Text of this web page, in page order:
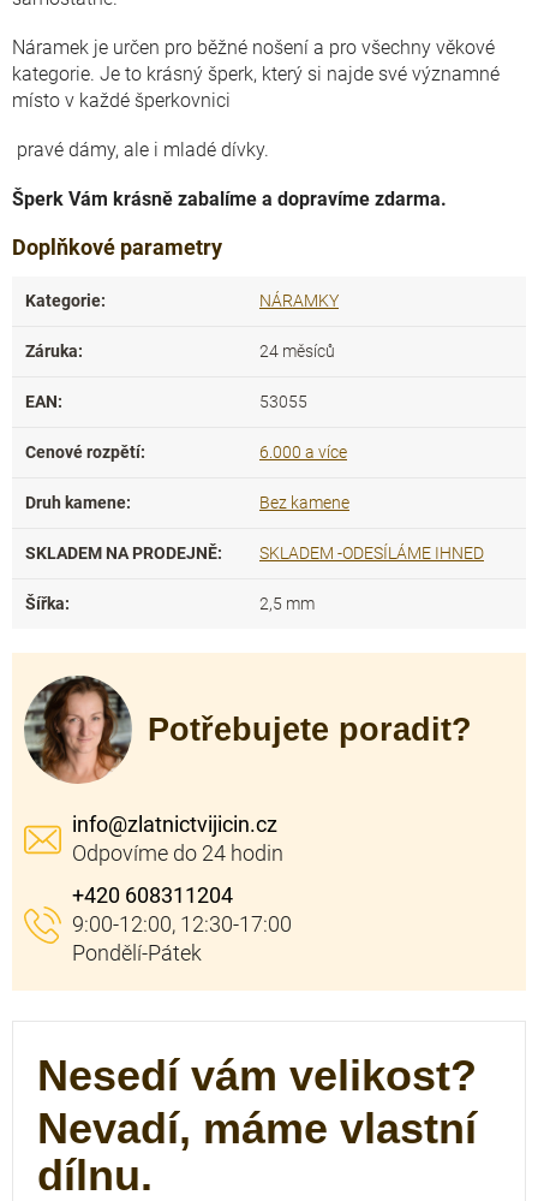
Náramek je určen pro běžné nošení a pro všechny věkové
kategorie. Je to krásný šperk, který si najde své významné
místo v každé šperkovnici
pravé dámy, ale i mladé dívky.
Šperk Vám krásně zabalíme a dopravíme zdarma.
Doplňkové parametry
Kategorie: NÁRAMKY
Záruka: 24 měsíců
EAN: 53055
Cenové rozpětí: 6.000 a více
Druh kamene: Bez kamene
SKLADEM NA PRODEJNĚ: SKLADEM -ODESÍLÁME IHNED
Šířka: 2,5 mm
Potřebujete poradit?
info@zlatnictvijicin.cz
+420 608311204
Nesedí vám velikost?
Nevadí, máme vlastní
dílnu.